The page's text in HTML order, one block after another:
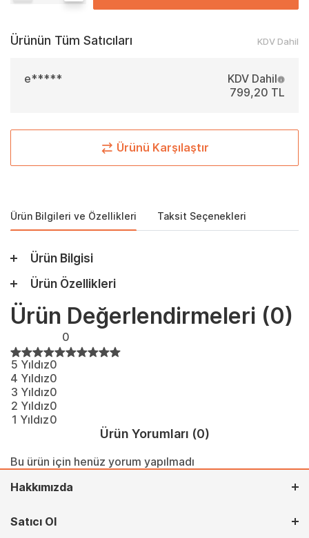
Ürünün Tüm Satıcıları KDV Dahil
e*****
KDV Dahil
799,20 TL
Ürünü Karşılaştır
Ürün Bilgileri ve Özellikleri Taksit Seçenekleri
Ürün Bilgisi
Ürün Özellikleri
Ürün Değerlendirmeleri (0)
0
5 Yıldız0
4 Yıldız0
3 Yıldız0
2 Yıldız0
1 Yıldız0
Ürün Yorumları (0)
Bu ürün için henüz yorum yapılmadı
Hakkımızda
Satıcı Ol